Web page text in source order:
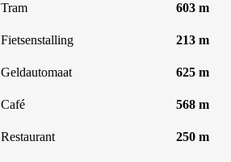
Tram 603 m
Fietsenstalling 213 m
Geldautomaat 625 m
Café 568 m
Restaurant 250 m